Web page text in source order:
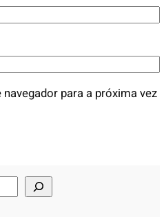
para a próxima vez